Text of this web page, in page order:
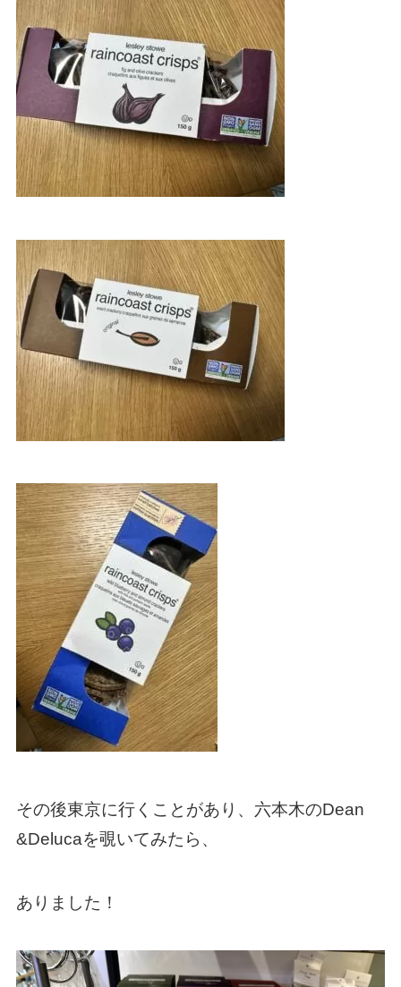
その後東京に行くことがあり、六本木のDean
&Delucaを覗いてみたら、
ありました！